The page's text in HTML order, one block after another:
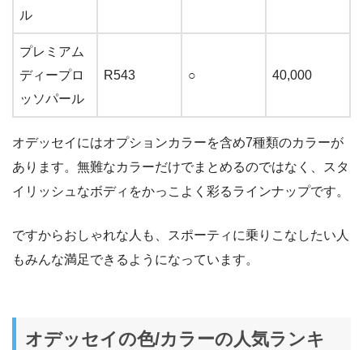
ル
プレミアム
ディープロ
ッソパール
R543 ○ 40,000
オデッセイにはオプションカラーを含め7種類のカラーが
あります。無難なカラーだけでまとめるのではなく、スタ
イリッシュなボディをかっこよく彩るラインナップです。
ですからおしゃれな人も、スポーティに乗りこなしたい人
もみんな満足できるようになっています。
オデッセイの色/カラーの人気ランキ